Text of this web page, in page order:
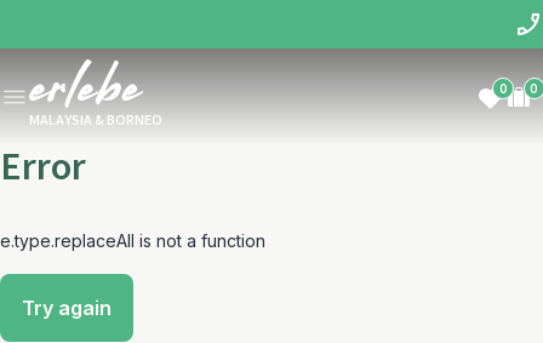
MALAYSIA & BORNEO
0 0
Error
e.type.replaceAll is not a function
Try again